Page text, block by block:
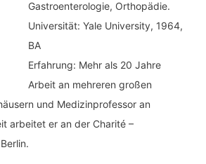
Gastroenterologie, Orthopädie.
Universität: Yale University, 1964,
BA
Erfahrung: Mehr als 20 Jahre
Arbeit an mehreren großen
und Medizinprofessor an
arbeitet er an der Charité –